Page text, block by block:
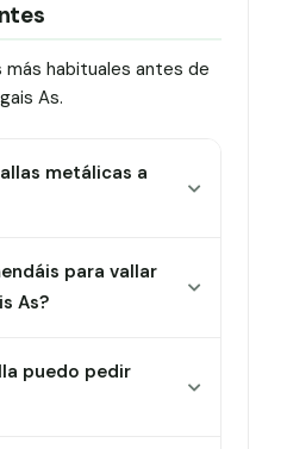
más habituales antes de
As.
metálicas a
para vallar
As?
puedo pedir